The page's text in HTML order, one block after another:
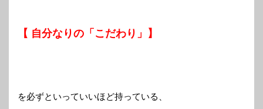
【 自分なりの「こだわり」】
を必ずといっていいほど持っている、